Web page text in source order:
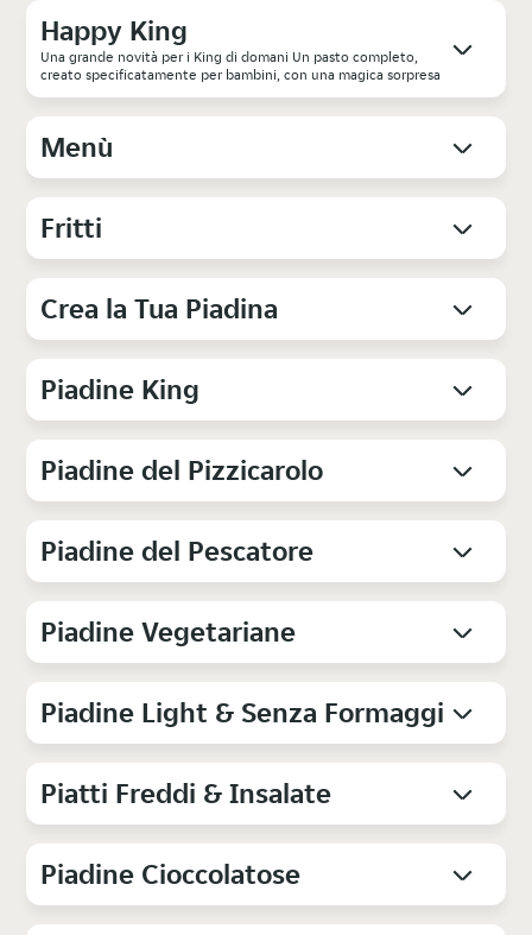
Happy King
Una grande novità per i King di domani Un pasto completo,
creato specificatamente per bambini, con una magica sorpresa
Menù
Fritti
Crea la Tua Piadina
Piadine King
Piadine del Pizzicarolo
Piadine del Pescatore
Piadine Vegetariane
Piadine Light & Senza Formaggi
Piatti Freddi & Insalate
Piadine Cioccolatose